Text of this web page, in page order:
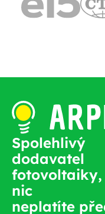
Spolehlivý
dodavatel
fotovoltaiky,
nic
neplatíte